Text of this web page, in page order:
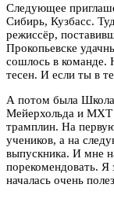
Следующее
Сибирь, Кузбасс.
режиссёр,
Прокопьевске
сошлось в команде.
тесен. И если ты в
А потом была Школа
Мейерхольда и
трамплин. На
учеников, а на
выпускника. И мне
порекомендовать. Я
началась очень